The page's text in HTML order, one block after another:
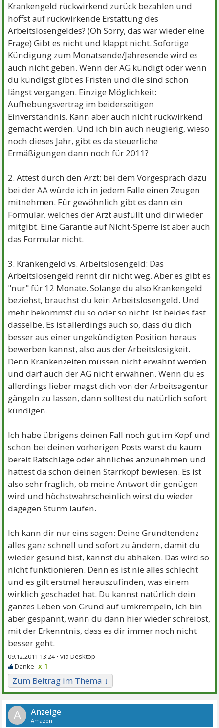
Krankengeld rückwirkend zurück bezahlen und
hoffst auf rückwirkende Erstattung des
Arbeitslosengeldes? (Oh Sorry, das war wieder eine
Frage) Gibt es nicht und klappt nicht. Sofortige
Kündigung zum Monatsende/Jahresende wird es
auch nicht geben. Wenn der AG kündigt oder wenn
du kündigst gibt es Fristen und die sind schon
längst vergangen. Einzige Möglichkeit:
Aufhebungsvertrag im beiderseitigen
Einverständnis. Kann aber auch nicht rückwirkend
gemacht werden. Und ich bin auch neugierig, wieso
noch dieses Jahr, gibt es da steuerliche
Ermäßigungen dann noch für 2011?
2. Attest durch den Arzt: bei dem Vorgespräch dazu
bei der AA würde ich in jedem Falle einen Zeugen
mitnehmen. Für gewöhnlich gibt es dann ein
Formular, welches der Arzt ausfüllt und dir wieder
mitgibt. Eine Garantie auf Nicht-Sperre ist aber auch
das Formular nicht.
3. Krankengeld vs. Arbeitslosengeld: Das
Arbeitslosengeld rennt dir nicht weg. Aber es gibt es
"nur" für 12 Monate. Solange du also Krankengeld
beziehst, brauchst du kein Arbeitslosengeld. Und
mehr bekommst du so oder so nicht. Ist beides fast
dasselbe. Es ist allerdings auch so, dass du dich
besser aus einer ungekündigten Position heraus
bewerben kannst, also aus der Arbeitslosigkeit.
Denn Krankenzeiten müssen nicht erwähnt werden
und darf auch der AG nicht erwähnen. Wenn du es
allerdings lieber magst dich von der Arbeitsagentur
gängeln zu lassen, dann solltest du natürlich sofort
kündigen.
Ich habe übrigens deinen Fall noch gut im Kopf und
schon bei deinen vorherigen Posts warst du kaum
bereit Ratschläge oder ähnliches anzunehmen und
hattest da schon deinen Starrkopf bewiesen. Es ist
also sehr fraglich, ob meine Antwort dir genügen
wird und höchstwahrscheinlich wirst du wieder
dagegen Sturm laufen.
Ich kann dir nur eins sagen: Deine Grundtendenz
alles ganz schnell und sofort zu ändern, damit du
wieder gesund bist, kannst du abhaken. Das wird so
nicht funktionieren. Denn es ist nie alles schlecht
und es gilt erstmal herauszufinden, was einem
wirklich geschadet hat. Du kannst natürlich dein
ganzes Leben von Grund auf umkrempeln, ich bin
aber gespannt, wann du dann hier wieder schreibst,
mit der Erkenntnis, dass es dir immer noch nicht
besser geht.
09.12.2011 13:24 •
x 1
Zum Beitrag im Thema ↓
A